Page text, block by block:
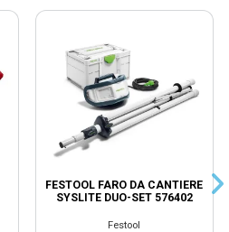
FESTOOL FARO DA CANTIERE
SYSLITE DUO-SET 576402
Festool